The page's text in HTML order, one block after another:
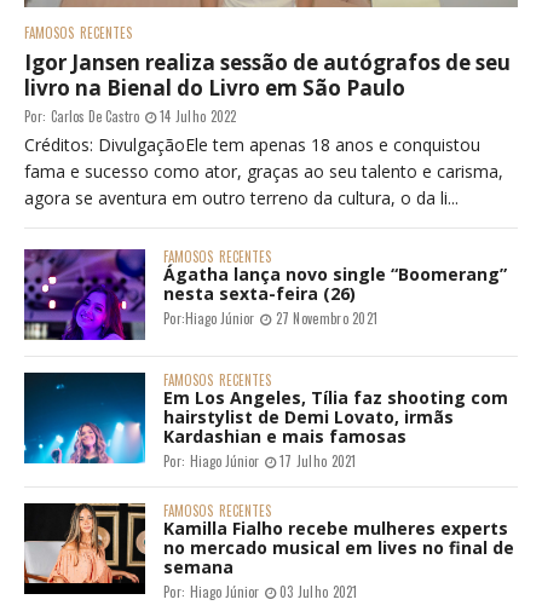
FAMOSOS RECENTES
Igor Jansen realiza sessão de autógrafos de seu
livro na Bienal do Livro em São Paulo
Por: Carlos De Castro 14 Julho 2022
Créditos: DivulgaçãoEle tem apenas 18 anos e conquistou
fama e sucesso como ator, graças ao seu talento e carisma,
agora se aventura em outro terreno da cultura, o da li...
FAMOSOS RECENTES
Ágatha lança novo single “Boomerang”
nesta sexta-feira (26)
Por:Hiago Júnior 27 Novembro 2021
FAMOSOS RECENTES
Em Los Angeles, Tília faz shooting com
hairstylist de Demi Lovato, irmãs
Kardashian e mais famosas
Por: Hiago Júnior 17 Julho 2021
FAMOSOS RECENTES
Kamilla Fialho recebe mulheres experts
no mercado musical em lives no final de
semana
Por: Hiago Júnior 03 Julho 2021